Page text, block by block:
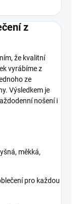
z
že kvalitní
vyrábíme z
ze
Výsledkem je
nošení i
měkká,
pro každou